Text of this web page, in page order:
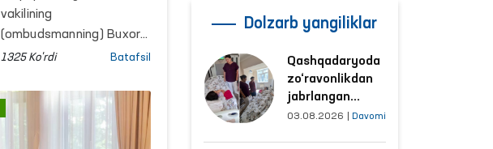
muassasalarda
monitoring o‘tkazdi
vakilining
(ombudsmanning) Buxoro
viloyatidagi mintaqaviy
Jazoni ijro etish
koloniyasi, 4-son Tergov
hibsxonasi, Qorako‘l
1325 Ko'rdi Batafsil
Dolzarb yangiliklar
Qashqadaryoda
zo‘ravonlikdan
jabrlangan
ayolning holati
03.08.2026 Davomi